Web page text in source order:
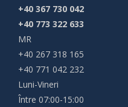
+40 367 730 042
+40 773 322 633
MR
+40 267 318 165
+40 771 042 232
Luni-Vineri
Între 07:00-15:00